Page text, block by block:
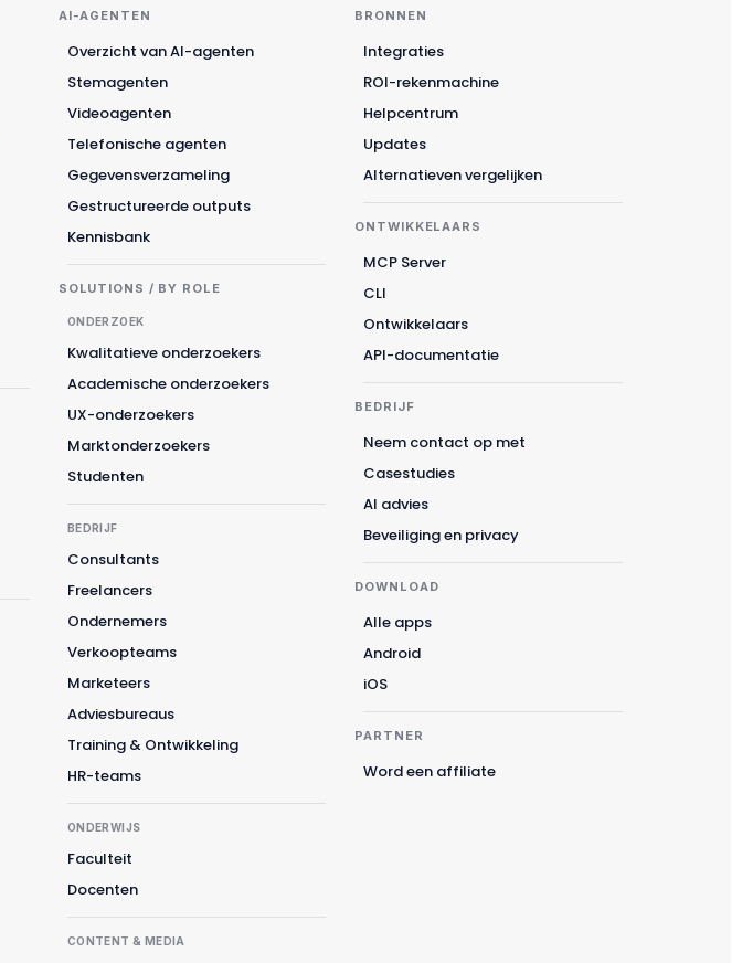
AI-AGENTEN
Overzicht van AI-agenten
Stemagenten
Videoagenten
Telefonische agenten
Gegevensverzameling
Gestructureerde outputs
Kennisbank
SOLUTIONS / BY ROLE
ONDERZOEK
Kwalitatieve onderzoekers
Academische onderzoekers
UX-onderzoekers
Marktonderzoekers
Studenten
BEDRIJF
Consultants
Freelancers
Ondernemers
Verkoopteams
Marketeers
Adviesbureaus
Training & Ontwikkeling
HR-teams
ONDERWIJS
Faculteit
Docenten
CONTENT & MEDIA
BRONNEN
Integraties
ROI-rekenmachine
Helpcentrum
Updates
Alternatieven vergelijken
ONTWIKKELAARS
MCP Server
CLI
Ontwikkelaars
API-documentatie
BEDRIJF
Neem contact op met
Casestudies
AI advies
Beveiliging en privacy
DOWNLOAD
Alle apps
Android
iOS
PARTNER
Word een affiliate
Norsk bokmål
简体中文
Türkçe
Català
Magyar
한국어
Suomi